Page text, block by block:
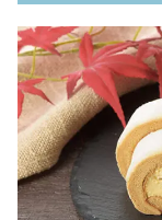
ローソン
2月にも発